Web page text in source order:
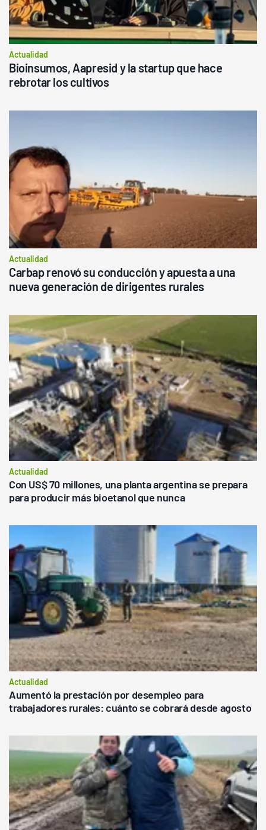
Actualidad
Bioinsumos, Aapresid y la startup que hace
rebrotar los cultivos
Actualidad
Carbap renovó su conducción y apuesta a una
nueva generación de dirigentes rurales
Actualidad
Con US$ 70 millones, una planta argentina se prepara
para producir más bioetanol que nunca
Actualidad
Aumentó la prestación por desempleo para
trabajadores rurales: cuánto se cobrará desde agosto